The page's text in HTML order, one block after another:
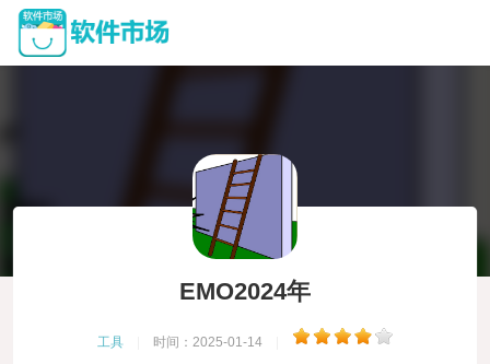
EMO2024年
工具 时间：2025-01-14